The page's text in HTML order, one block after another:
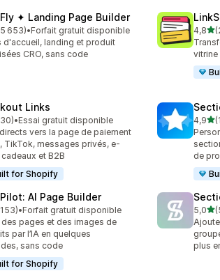
✦ Landing Page Builder
sur 5
653)au total
•Forfait gratuit disponible
d'accueil, landing et produit
CRO, sans code
4,8
23
vitrine
Links
sur 5
au total
•Essai gratuit disponible
vers la page de paiement
TikTok, messages privés, e-
et B2B
for Shopify
4,9
168
de
AI Page Builder
sur 5
au total
•Forfait gratuit disponible
des pages et des images de
par l’IA en quelques
sans code
for Shopify
5,0
54
plus